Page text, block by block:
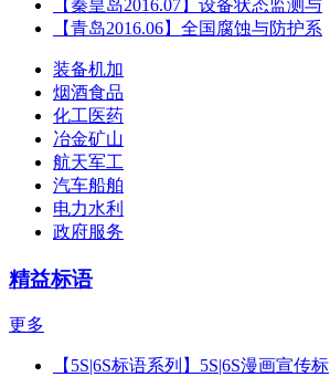
【秦皇岛2016.07】设备状态监测与
【青岛2016.06】全国腐蚀与防护系
装备机加
烟酒食品
化工医药
冶金矿山
航天军工
汽车船舶
电力水利
政府服务
精益标语
更多
【5S|6S标语系列】5S|6S漫画宣传标